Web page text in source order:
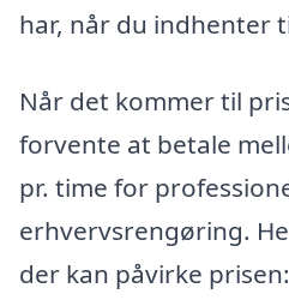
har, når du indhenter
Når det kommer til
forvente at betale
pr. time for
erhvervsrengøring.
der kan påvirke prisen: